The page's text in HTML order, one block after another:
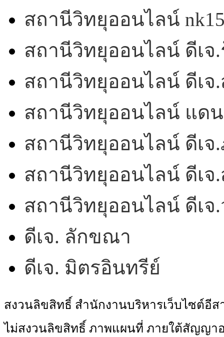
สถานีวิทยุออนไลน์
สถานีวิทยุออนไลน์ ดีเจ
สถานีวิทยุออนไลน์ ดีเ
สถานีวิทยุออนไลน์ แดน
สถานีวิทยุออนไลน์ ดีเจ
สถานีวิทยุออนไลน์ ดีเจ
สถานีวิทยุออนไลน์ ดีเ
ดีเจ. ลักขณา
ดีเจ. มิตรอินทรีย์
สงวนลิขสิทธิ์ สำนักงานบริหารเว็บไซต์อีส
ไม่สงวนลิขสิทธิ์ ภาพแผนที่ ภายใต้สัญญ